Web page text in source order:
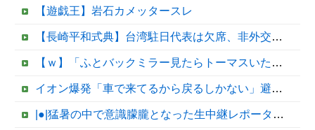
【遊戯王】岩石カメッタースレ
【長崎平和式典】台湾駐日代表は欠席、非外交団扱いに抗議※今年2026年も北朝鮮は送付対象他
【ｗ】「ふとバックミラー見たらトーマスいた！」怖すぎる画像が話題に
イオン爆発「車で来てるから戻るしかない」避難後に館内へ…現場の実態が判明
|●|猛暑の中で意識朦朧となった生中継レポーター、それを某出演者が爆笑しながら現場レポート続行を強制する動画が再注目されて……